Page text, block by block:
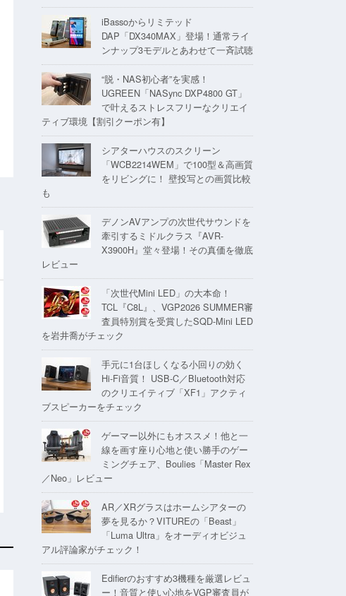
iBassoからリミテッド
DAP「DX340MAX」登場！通常ライ
ンナップ3モデルとあわせて一斉試聴
“脱・NAS初心者”を実感！
UGREEN「NASync DXP4800 GT」
で叶えるストレスフリーなクリエイ
ティブ環境【割引クーポン有】
シアターハウスのスクリーン
「WCB2214WEM」で100型＆高画質
をリビングに！ 壁投写との画質比較
も
デノンAVアンプの次世代サウンドを
牽引するミドルクラス『AVR-
X3900H』堂々登場！その真価を徹底
レビュー
「次世代Mini LED」の大本命！
TCL『C8L』、VGP2026 SUMMER審
査員特別賞を受賞したSQD-Mini LED
を岩井喬がチェック
手元に1台ほしくなる小回りの効く
Hi-Fi音質！ USB-C／Bluetooth対応
のクリエイティブ「XF1」アクティ
ブスピーカーをチェック
ゲーマー以外にもオススメ！他と一
線を画す座り心地と使い勝手のゲー
ミングチェア、Boulies「Master Rex
／Neo」レビュー
AR／XRグラスはホームシアターの
夢を見るか？VITUREの「Beast」
「Luma Ultra」をオーディオビジュ
アル評論家がチェック！
Edifierのおすすめ3機種を厳選レビュ
ー！音質と使い心地をVGP審査員が